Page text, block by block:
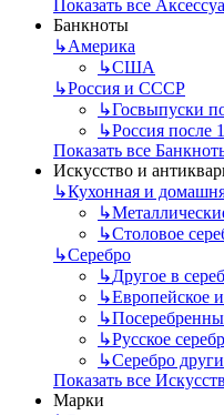
Показать все
Банкноты
↳Америка
↳США
↳Россия и СССР
↳Госвыпуски
↳Россия после
Показать все
Искусство и
↳Кухонная и
↳
↳Столовое
↳Серебро
↳Другое в
↳Европейское
↳
↳Русское
↳Серебро
Показать все
Марки